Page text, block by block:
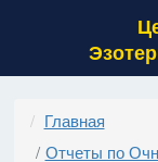
Главная
Отчеты по